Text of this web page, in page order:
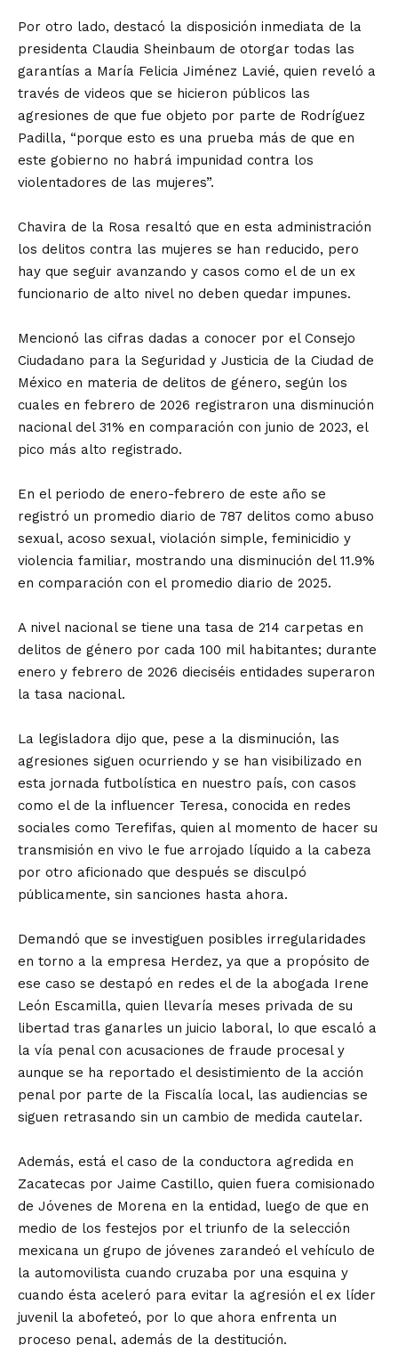
Por otro lado, destacó la disposición inmediata de la
presidenta Claudia Sheinbaum de otorgar todas las
garantías a María Felicia Jiménez Lavié, quien reveló a
través de videos que se hicieron públicos las
agresiones de que fue objeto por parte de Rodríguez
Padilla, “porque esto es una prueba más de que en
este gobierno no habrá impunidad contra los
violentadores de las mujeres”.
Chavira de la Rosa resaltó que en esta administración
los delitos contra las mujeres se han reducido, pero
hay que seguir avanzando y casos como el de un ex
funcionario de alto nivel no deben quedar impunes.
Mencionó las cifras dadas a conocer por el Consejo
Ciudadano para la Seguridad y Justicia de la Ciudad de
México en materia de delitos de género, según los
cuales en febrero de 2026 registraron una disminución
nacional del 31% en comparación con junio de 2023, el
pico más alto registrado.
En el periodo de enero-febrero de este año se
registró un promedio diario de 787 delitos como abuso
sexual, acoso sexual, violación simple, feminicidio y
violencia familiar, mostrando una disminución del 11.9%
en comparación con el promedio diario de 2025.
A nivel nacional se tiene una tasa de 214 carpetas en
delitos de género por cada 100 mil habitantes; durante
enero y febrero de 2026 dieciséis entidades superaron
la tasa nacional.
La legisladora dijo que, pese a la disminución, las
agresiones siguen ocurriendo y se han visibilizado en
esta jornada futbolística en nuestro país, con casos
como el de la influencer Teresa, conocida en redes
sociales como Terefifas, quien al momento de hacer su
transmisión en vivo le fue arrojado líquido a la cabeza
por otro aficionado que después se disculpó
públicamente, sin sanciones hasta ahora.
Demandó que se investiguen posibles irregularidades
en torno a la empresa Herdez, ya que a propósito de
ese caso se destapó en redes el de la abogada Irene
León Escamilla, quien llevaría meses privada de su
libertad tras ganarles un juicio laboral, lo que escaló a
la vía penal con acusaciones de fraude procesal y
aunque se ha reportado el desistimiento de la acción
penal por parte de la Fiscalía local, las audiencias se
siguen retrasando sin un cambio de medida cautelar.
Además, está el caso de la conductora agredida en
Zacatecas por Jaime Castillo, quien fuera comisionado
de Jóvenes de Morena en la entidad, luego de que en
medio de los festejos por el triunfo de la selección
mexicana un grupo de jóvenes zarandeó el vehículo de
la automovilista cuando cruzaba por una esquina y
cuando ésta aceleró para evitar la agresión el ex líder
juvenil la abofeteó, por lo que ahora enfrenta un
proceso penal, además de la destitución.